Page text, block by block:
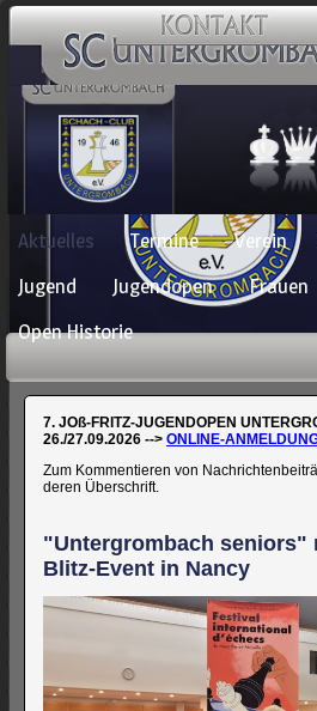
Navigation
überspringen
Aktuelles Termine Verein
Jugend
Jugendopen Frauen
Open Historie
7. JOß-FRITZ-JUGENDOPEN
26./27.09.2026 --> ONLINE-
Zum Kommentieren von
deren Überschrift.
"Untergrombach seniors"
Blitz-Event in Nancy